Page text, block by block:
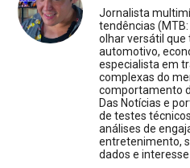
Jornalista
tendências
olhar versátil
automotivo,
especialista em
complexas do
comportamento
Das Notícias e
de testes
análises de
entretenimento,
dados e interesse